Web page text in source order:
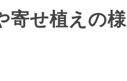
寄せ植えの様